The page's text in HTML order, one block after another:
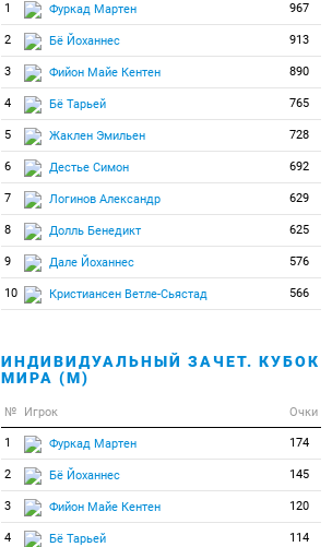
1 Фуркад Мартен 967
2 Бё Йоханнес 913
3 Фийон Майе Кентен 890
4 Бё Тарьей 765
5 Жаклен Эмильен 728
6 Дестье Симон 692
7 Логинов Александр 629
8 Долль Бенедикт 625
9 Дале Йоханнес 576
10 Кристиансен Ветле-Сьястад 566
ИНДИВИДУАЛЬНЫЙ ЗАЧЕТ. КУБОК
МИРА (М)
№ Игрок Очки
1 Фуркад Мартен 174
2 Бё Йоханнес 145
3 Фийон Майе Кентен 120
4 Бё Тарьей 114